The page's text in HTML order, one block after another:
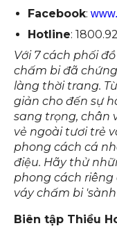
Facebook:
Hotline:
Với 7 cách phối
chấm bi đã
làng thời trang.
giản cho đến sự
sang trọng, chân
vẻ ngoài tươi trẻ
phong cách cá
điệu. Hãy thử
phong cách
váy chấm bi 'sành
Biên tập Thiều